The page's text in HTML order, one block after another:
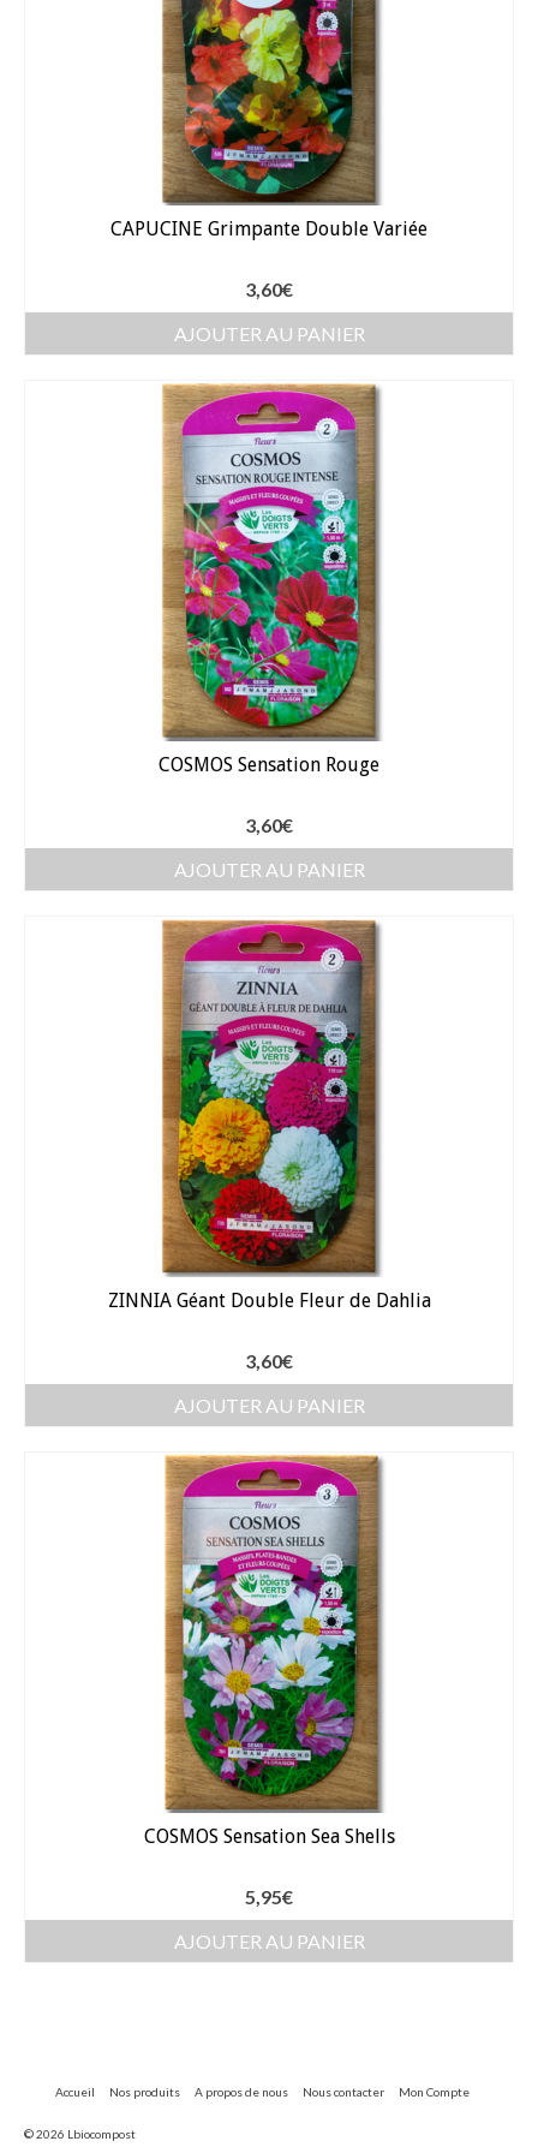
Enterré / Regards
Arroseurs
Pistolets / Brosses
Porte tuyau
Raccords / accessoires
Robinets / Vannes
Goutte à goutte
Tuyaux
Pots de fleur
Soin des plantes
Arbustes de haies
Gazon fleuri
Gazon ornemental
CAPUCINE Grimpante Double Variée
3,60€
AJOUTER AU PANIER
COSMOS Sensation Rouge
3,60€
AJOUTER AU PANIER
ZINNIA Géant Double Fleur de Dahlia
3,60€
AJOUTER AU PANIER
COSMOS Sensation Sea Shells
5,95€
AJOUTER AU PANIER
Accueil Nos produits A propos de nous Nous contacter Mon Compte
© 2026 Lbiocompost